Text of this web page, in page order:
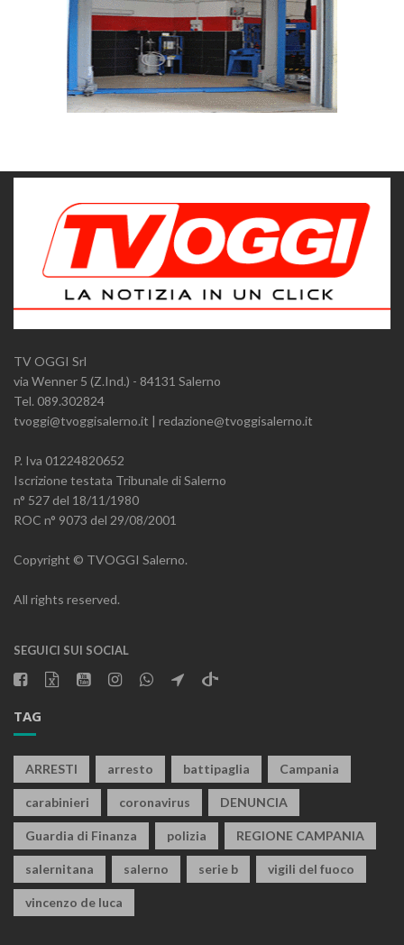
TV OGGI Srl
via Wenner 5 (Z.Ind.) - 84131 Salerno
Tel. 089.302824
tvoggi@tvoggisalerno.it | redazione@tvoggisalerno.it
P. Iva 01224820652
Iscrizione testata Tribunale di Salerno
n° 527 del 18/11/1980
ROC n° 9073 del 29/08/2001
Copyright © TVOGGI Salerno.
All rights reserved.
SEGUICI SUI SOCIAL
TAG
ARRESTI arresto battipaglia Campania
carabinieri coronavirus DENUNCIA
Guardia di Finanza polizia REGIONE CAMPANIA
salernitana salerno serie b vigili del fuoco
vincenzo de luca